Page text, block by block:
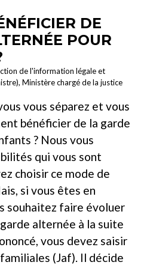
DE
POUR
de l'information légale et
Ministère chargé de la justice
vous séparez et vous
bénéficier de la garde
? Nous vous
qui vous sont
choisir ce mode de
si vous êtes en
souhaitez faire évoluer
alternée à la suite
vous devez saisir
(Jaf). Il décide